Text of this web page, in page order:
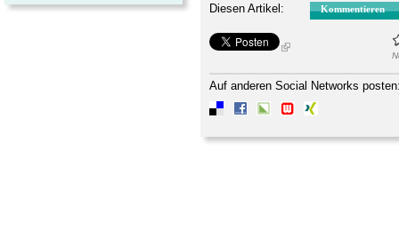
Diesen Artikel: Kommentieren
Auf anderen Social Networks